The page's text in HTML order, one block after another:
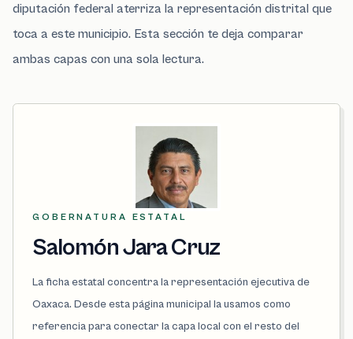
diputación federal aterriza la representación distrital que
toca a este municipio. Esta sección te deja comparar
ambas capas con una sola lectura.
GOBERNATURA ESTATAL
Salomón Jara Cruz
La ficha estatal concentra la representación ejecutiva de
Oaxaca. Desde esta página municipal la usamos como
referencia para conectar la capa local con el resto del